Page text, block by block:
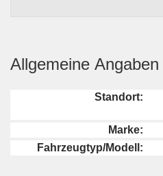
Allgemeine Angaben
Standort:
Marke:
Fahrzeugtyp/Modell: